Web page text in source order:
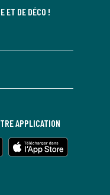
ET DE DÉCO !
APPLICATION